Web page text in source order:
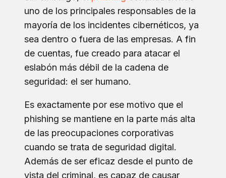
uno de los principales responsables de la
mayoría de los incidentes cibernéticos, ya
sea dentro o fuera de las empresas. A fin
de cuentas, fue creado para atacar el
eslabón más débil de la cadena de
seguridad: el ser humano.
Es exactamente por ese motivo que el
phishing se mantiene en la parte más alta
de las preocupaciones corporativas
cuando se trata de seguridad digital.
Además de ser eficaz desde el punto de
vista del criminal, es capaz de causar